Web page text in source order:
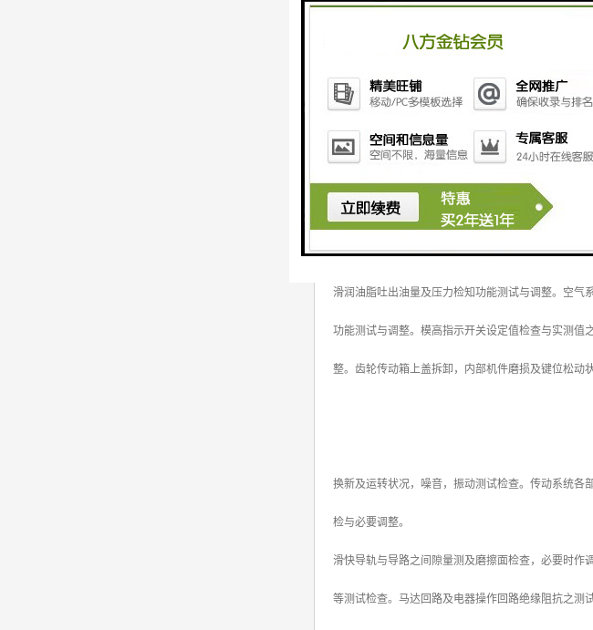
国产冲床维修：扬力冲床、徐锻冲床、硕尔冲床、
使用1500-2000小时维护保养
滑润油脂吐出油量及压力检知功能测试与调整。空气
功能测试与调整。模高指示开关设定值检查与实测值
整。齿轮传动箱上盖拆卸，内部机件磨损及键位松动
换新及运转状况，噪音，振动测试检查。传动系统各
检与必要调整。
滑快导轨与导路之间隙量测及磨擦面检查，必要时作
等测试检查。马达回路及电器操作回路绝缘阻抗之测